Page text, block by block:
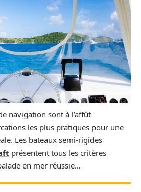
navigation sont à l’affût
les plus pratiques pour une
Les bateaux semi-rigides
présentent tous les critères
en mer réussie…